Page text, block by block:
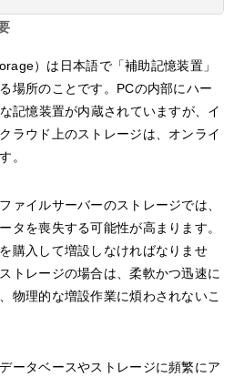
）は日本語で「補助記憶装置」
場所のことです。PCの内部にハー
記憶装置が内蔵されていますが、イ
ラウド上のストレージは、オンライ
。
ァイルサーバーのストレージでは、
タを喪失する可能性が高まります。
購入して増設しなければなりませ
トレージの場合は、柔軟かつ迅速に
物理的な増設作業に煩わされないこ
ータベースやストレージに頻繁にア